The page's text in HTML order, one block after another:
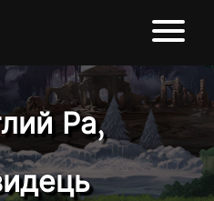
Ра,